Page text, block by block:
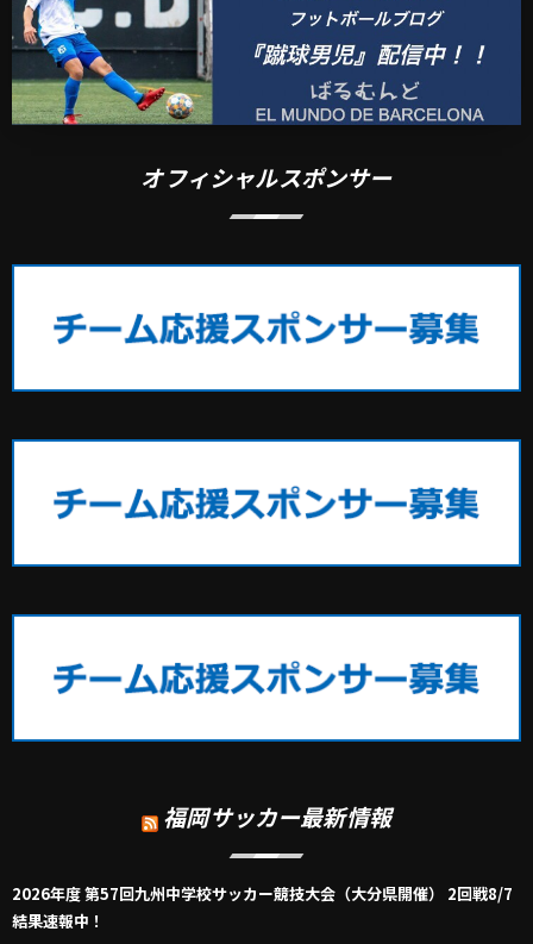
オフィシャルスポンサー
福岡サッカー最新情報
2026年度 第57回九州中学校サッカー競技大会（大分県開催） 2回戦8/7
結果速報中！